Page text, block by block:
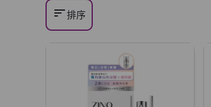
sort排序